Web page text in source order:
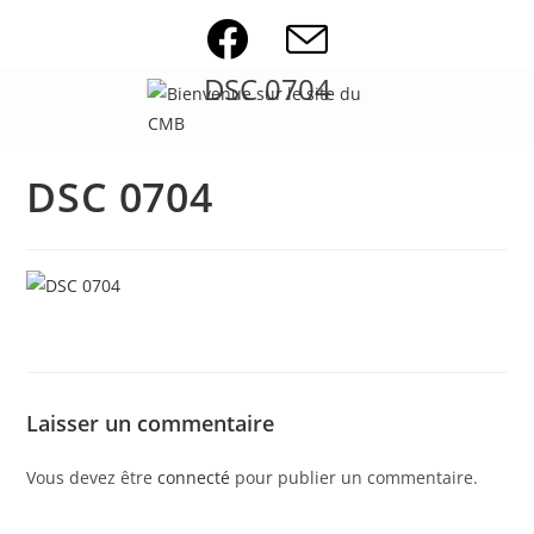
DSC 0704
DSC 0704
Laisser un commentaire
Vous devez êtreconnecté pour publier un commentaire.